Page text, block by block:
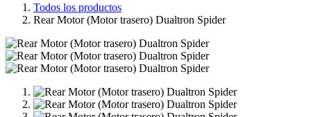
Todos los productos
Rear Motor (Motor trasero) Dualtron Spider